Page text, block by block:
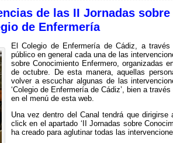
de las II Jornadas
de Enfermería
El Colegio de Enfermería de Cádiz, a
público en general cada una de las
sobre Conocimiento Enfermero, organizadas
de octubre. De esta manera, aquellas
volver a escuchar algunas de las
‘Colegio de Enfermería de Cádiz’, bien a
en el menú de esta web.
Una vez dentro del Canal tendrá que
click en el apartado ‘II Jornadas sobre
ha creado para aglutinar todas las